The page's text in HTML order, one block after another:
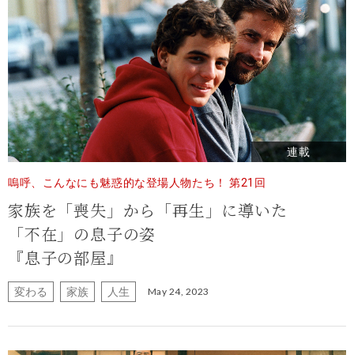
連載
嗚呼、こんなにも魅惑的な登場人物たち！ 第21回
家族を「喪失」から「再生」に導いた
「不在」の息子の姿
『息子の部屋』
変わる 家族 人生 May 24, 2023